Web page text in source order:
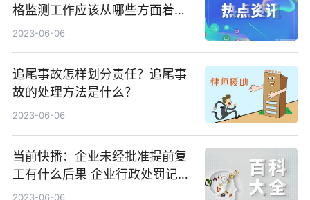
格监测工作应该从哪些方面着
手？
2023-06-06
追尾事故怎样划分责任？追尾事
故的处理方法是什么？
2023-06-06
当前快播：企业未经批准提前复
工有什么后果 企业行政处罚记录
可以消除吗？
2023-06-06